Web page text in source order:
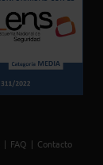
FAQ Contacto